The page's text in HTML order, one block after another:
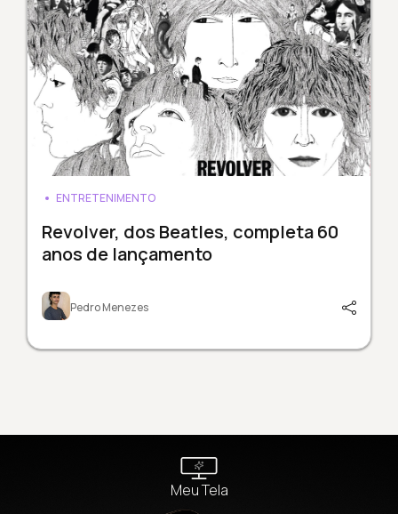
ENTRETENIMENTO
Revolver, dos Beatles, completa 60
anos de lançamento
Pedro Menezes
Meu Tela